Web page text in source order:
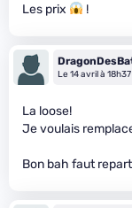
Les prix !
Le 14 avril à 18h37
La loose!
Je voulais
Bon bah faut